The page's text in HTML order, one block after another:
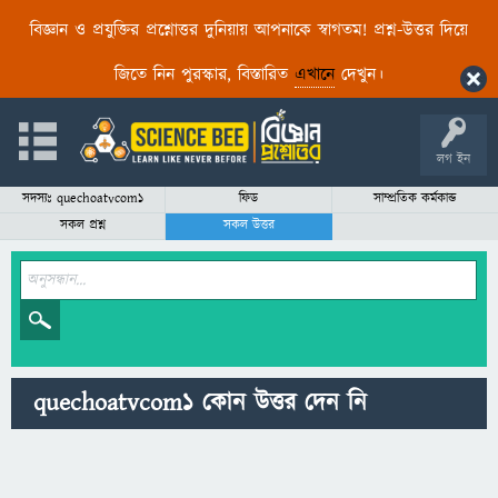
বিজ্ঞান ও প্রযুক্তির প্রশ্নোত্তর দুনিয়ায় আপনাকে স্বাগতম! প্রশ্ন-উত্তর দিয়ে
জিতে নিন পুরস্কার, বিস্তারিত এখানেদেখুন।
লগ ইন
সদস্যঃ quechoatvcom1 ফিড
সাম্প্রতিক কর্মকান্ড
সকল প্রশ্ন
সকল উত্তর
quechoatvcom1 কোন উত্তর দেন নি